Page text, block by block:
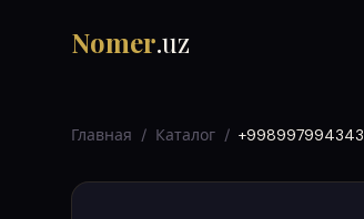
Nomer.uz
Главная / Каталог / +998997994343